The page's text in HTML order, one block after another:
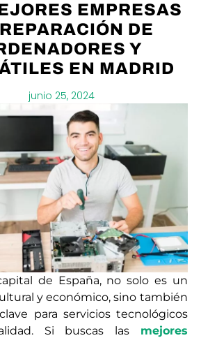
EMPRESAS
DE
Y
EN MADRID
junio 25, 2024
de España, no solo es un
y económico, sino también
para servicios tecnológicos
Si buscas las mejores